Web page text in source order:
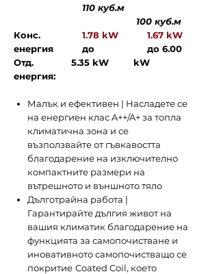
110 куб.м
100 куб.м
Конс.
енергия
Отд.
енергия:
1.78 kW
до
5.35 kW
1.67 kW
до 6.00
kW
Малък и ефективен | Насладете се
на енергиен клас A++/A+ за топла
климатична зона и се
възползвайте от гъвкавостта
благодарение на изключително
компактните размери на
вътрешното и външното тяло
Дълготрайна работа |
Гарантирайте дългия живот на
вашия климатик благодарение на
функцията за самопочистване и
иновативното самопочистващо се
покритие Coated Coil, което